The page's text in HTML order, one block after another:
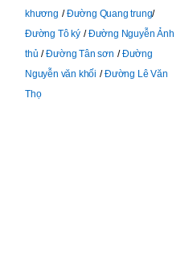
khương
Đường Quang trung
Đường Tô ký
Đường Nguyễn Ảnh
thủ
Đường Tân sơn
Đường
Nguyễn văn khối
Đường Lê Văn
Thọ